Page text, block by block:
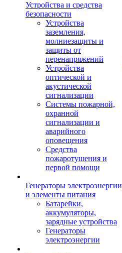
Устройства и средства
безопасности
Устройства
заземления,
молниезащиты и
защиты от
перенапряжений
Устройства
оптической и
акустической
сигнализации
Системы пожарной,
охранной
сигнализации и
аварийного
оповещения
Средства
пожаротушения и
первой помощи
Генераторы электроэнергии
и элементы питания
Батарейки,
аккумуляторы,
зарядные устройства
Генераторы
электроэнергии